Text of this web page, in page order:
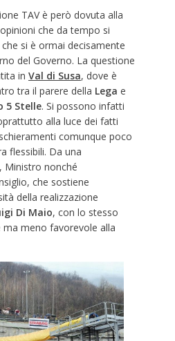
TAV è però dovuta alla
che da tempo si
si è ormai decisamente
del Governo. La questione
in Val di Susa, dove è
tra il parere della Lega e
5 Stelle. Si possono infatti
alla luce dei fatti
comunque poco
flessibili. Da una
, Ministro nonché
che sostiene
della realizzazione
Di Maio, con lo stesso
meno favorevole alla